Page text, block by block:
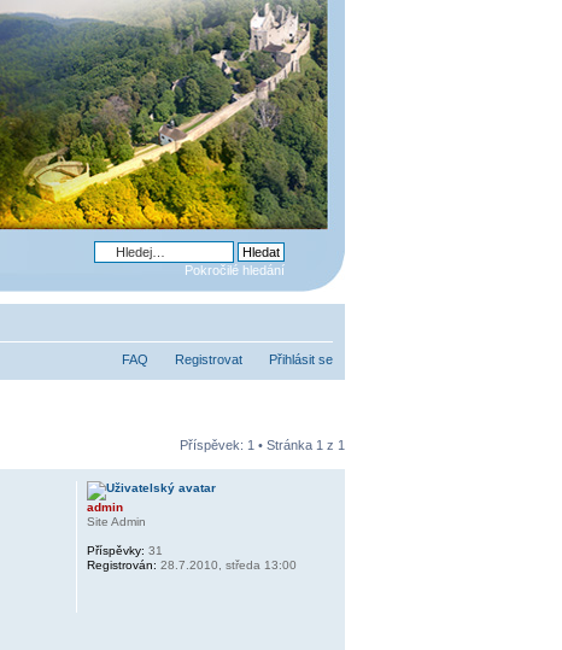
Pokročilé hledání
FAQ Registrovat Přihlásit se
Příspěvek: 1 • Stránka 1 z 1
admin
Site Admin
Příspěvky: 31
Registrován: 28.7.2010, středa 13:00